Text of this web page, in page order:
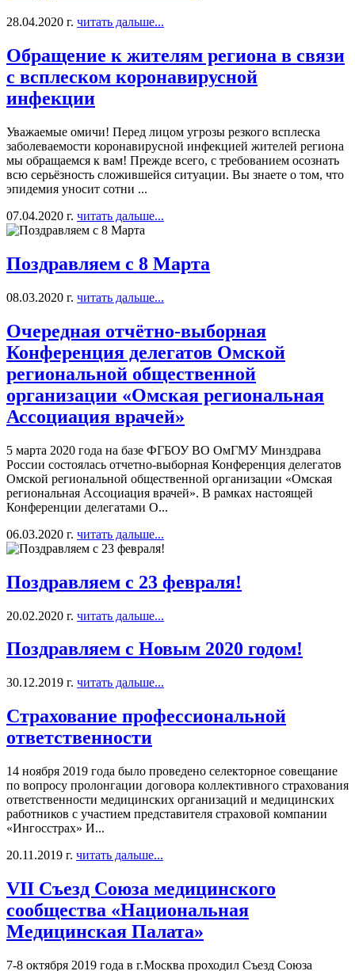
28.04.2020 г. читать дальше...
Обращение к жителям региона в связи
с всплеском коронавирусной
инфекции
Уважаемые омичи! Перед лицом угрозы резкого всплеска
заболеваемости коронавирусной инфекцией жителей региона
мы обращаемся к вам! Прежде всего, с требованием осознать
всю серьёзность сложившейся ситуации. Вы знаете о том, что
эпидемия уносит сотни ...
07.04.2020 г. читать дальше...
Поздравляем с 8 Марта
08.03.2020 г. читать дальше...
Очередная отчётно-выборная
Конференция делегатов Омской
региональной общественной
организации «Омская региональная
Ассоциация врачей»
5 марта 2020 года на базе ФГБОУ ВО ОмГМУ Минздрава
России состоялась отчетно-выборная Конференция делегатов
Омской региональной общественной организации «Омская
региональная Ассоциация врачей». В рамках настоящей
Конференции делегатами О...
06.03.2020 г. читать дальше...
Поздравляем с 23 февраля!
20.02.2020 г. читать дальше...
Поздравляем с Новым 2020 годом!
30.12.2019 г. читать дальше...
Страхование профессиональной
ответственности
14 ноября 2019 года было проведено селекторное совещание
по вопросу пролонгации договора коллективного страхования
ответственности медицинских организаций и медицинских
работников с участием представителя страховой компании
«Ингосстрах» И...
20.11.2019 г. читать дальше...
VII Съезд Союза медицинского
сообщества «Национальная
Медицинская Палата»
7-8 октября 2019 года в г.Москва проходил Съезд Союза